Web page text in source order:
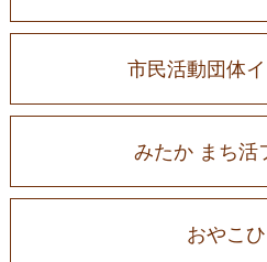
市民活動団体
みたか まち活
おやこ